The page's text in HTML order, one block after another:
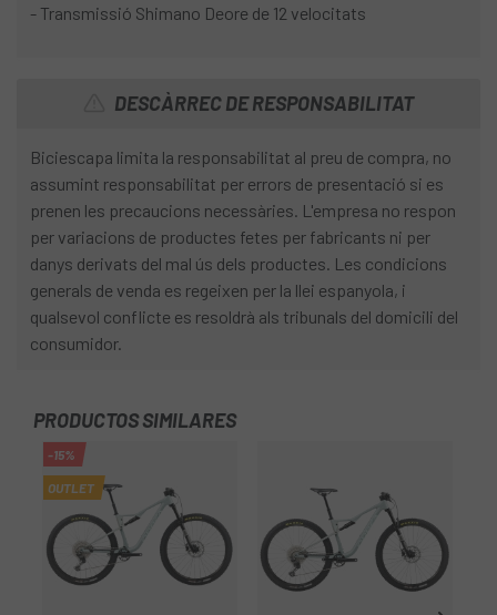
- Transmissió Shimano Deore de 12 velocitats
DESCÀRREC DE RESPONSABILITAT
Biciescapa limita la responsabilitat al preu de compra, no
assumint responsabilitat per errors de presentació si es
prenen les precaucions necessàries. L'empresa no respon
per variacions de productes fetes per fabricants ni per
danys derivats del mal ús dels productes. Les condicions
generals de venda es regeixen per la llei espanyola, i
qualsevol conflicte es resoldrà als tribunals del domicili del
consumidor.
PRODUCTOS SIMILARES
-15%
OUTLET